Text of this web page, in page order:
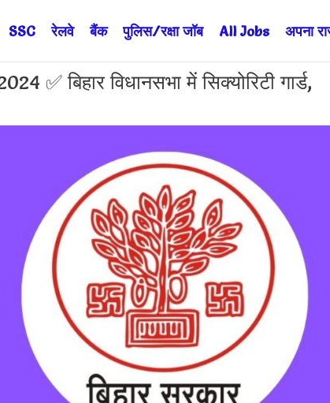
SSC रेलवे बैंक पुलिस/रक्षा जॉब All Jobs अपना
बिहार विधानसभा में सिक्योरिटी गार्ड,